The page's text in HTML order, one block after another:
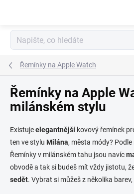
Řemínky na Apple Watch
Řemínky na Apple
milánském stylu
Existujeelegantnějšíkovový řemínek
ten ve stylu Milána, města módy?
Řemínky v milánském tahu jsou navíc
obvodě a tak si budeš mít vždy jistotu,
sedět. Vybrat si můžeš z několika